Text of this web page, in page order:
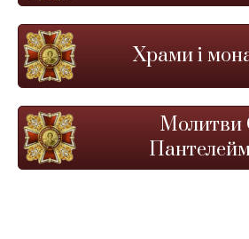
Храми і
Молитви